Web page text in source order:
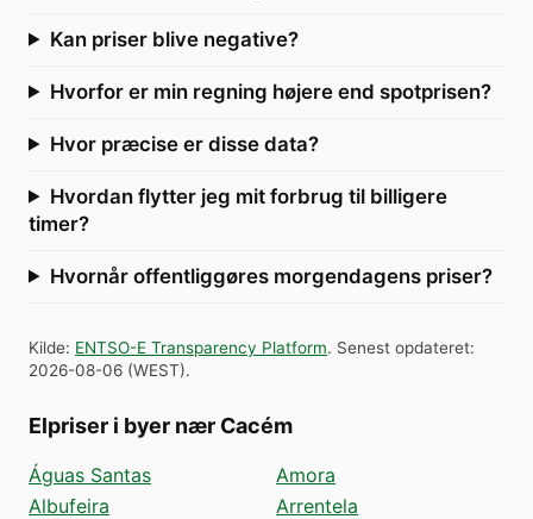
Kan priser blive negative?
Hvorfor er min regning højere end spotprisen?
Hvor præcise er disse data?
Hvordan flytter jeg mit forbrug til billigere
timer?
Hvornår offentliggøres morgendagens priser?
Kilde: ENTSO-E Transparency Platform. Senest opdateret:
2026-08-06 (WEST).
Elpriser i byer nær Cacém
Águas Santas
Albufeira
Amora
Arrentela